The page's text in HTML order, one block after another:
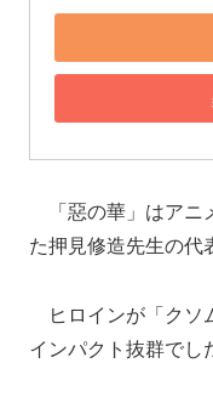
「惡の華」はア
た押見修造先生の代
ヒロインが「ク
インパクト抜群でし